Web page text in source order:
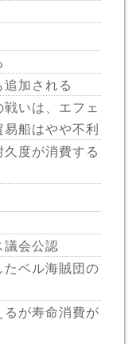
追加される
いは、エフェ
船はやや不利
度が消費する
議会公認
ベル海賊団の
が寿命消費が